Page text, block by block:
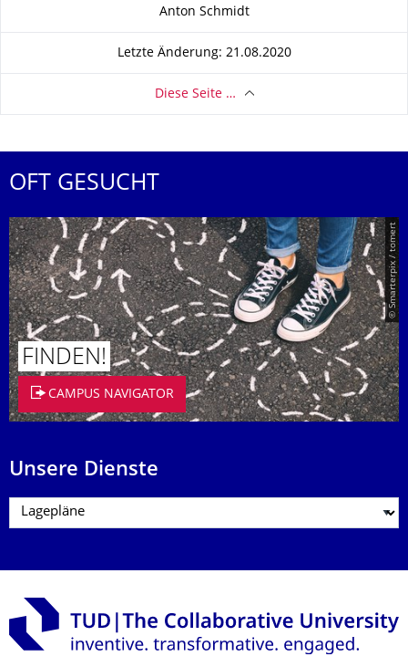
Anton Schmidt
Letzte Änderung: 21.08.2020
Diese Seite …
OFT GESUCHT
© Smarterpix / tomert
FINDEN!
CAMPUS NAVIGATOR
Unsere Dienste